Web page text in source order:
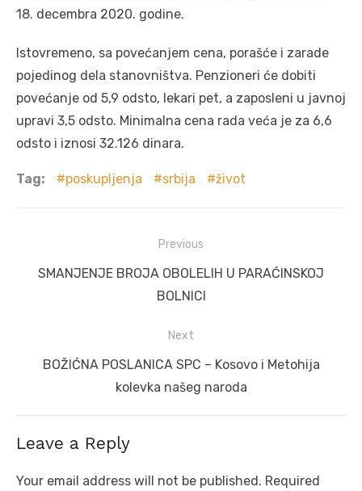
18. decembra 2020. godine.
Istovremeno, sa povećanjem cena, porašće i zarade
pojedinog dela stanovništva. Penzioneri će dobiti
povećanje od 5,9 odsto, lekari pet, a zaposleni u javnoj
upravi 3,5 odsto. Minimalna cena rada veća je za 6,6
odsto i iznosi 32.126 dinara.
Tag: poskupljenja srbija život
navigation
Previous
Previous
SMANJENJE BROJA OBOLELIH U PARAĆINSKOJ
BOLNICI
Next
NextBOŽIĆNA POSLANICA SPC – Kosovo i Metohija
kolevka našeg naroda
Leave a Reply
Your email address will not be published. Required